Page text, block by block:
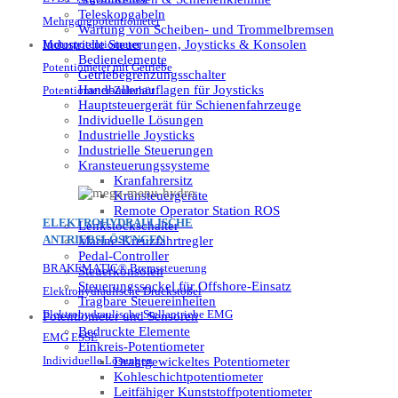
Teleskopgabeln
Wartung von Scheiben- und Trommelbremsen
Industrielle Steuerungen, Joysticks & Konsolen
Bedienelemente
Getriebegrenzungsschalter
Handballenauflagen für Joysticks
Hauptsteuergerät für Schienenfahrzeuge
Individuelle Lösungen
Industrielle Joysticks
Industrielle Steuerungen
Kransteuerungssysteme
Kranfahrersitz
Kransteuergeräte
Remote Operator Station ROS
Lenkstockschalter
Marine-Kreuzfahrtregler
Pedal-Controller
Steuerkonsolen
Steuerungssockel für Offshore-Einsatz
Tragbare Steuereinheiten
Potentiometer und Sensoren
Bedruckte Elemente
Einkreis-Potentiometer
Drahtgewickeltes Potentiometer
Kohleschichtpotentiometer
Leitfähiger Kunststoffpotentiometer
Mehrgangpotentiometer
Motorpotentiometer
Potentiometer mit Getriebe
Potentiometer-Zubehör
ELEKTROHYDRAULISCHE
ANTRIEBSLÖSUNGEN
BRAKEMATIC® Bremssteuerung
Elektrohydraulische Druckstößel
Elektrohydraulische Stellantriebe EMG
EMG ESSE
Individuelle Lösungen